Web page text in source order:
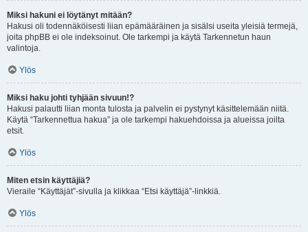
Miksi hakuni ei löytänyt mitään?
Hakusi oli todennäköisesti liian epämääräinen ja sisälsi useita yleisiä termejä,
joita phpBB ei ole indeksoinut. Ole tarkempi ja käytä Tarkennetun haun
valintoja.
Ylös
Miksi haku johti tyhjään sivuun!?
Hakusi palautti liian monta tulosta ja palvelin ei pystynyt käsittelemään niitä.
Käytä “Tarkennettua hakua” ja ole tarkempi hakuehdoissa ja alueissa joilta
etsit.
Ylös
Miten etsin käyttäjiä?
Vieraile “Käyttäjät”-sivulla ja klikkaa “Etsi käyttäjä”-linkkiä.
Ylös